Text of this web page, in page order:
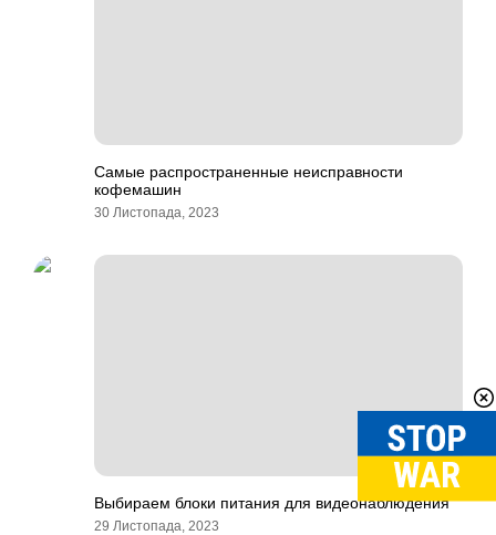
Самые распространенные неисправности
кофемашин
30 Листопада, 2023
Выбираем блоки питания для видеонаблюдения
29 Листопада, 2023